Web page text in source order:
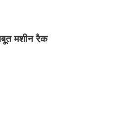
मशीन रैक